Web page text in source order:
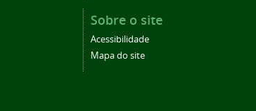
Sobre o site
Acessibilidade
Mapa do site